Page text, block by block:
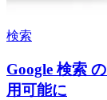
検索
Google 検索
用可能に